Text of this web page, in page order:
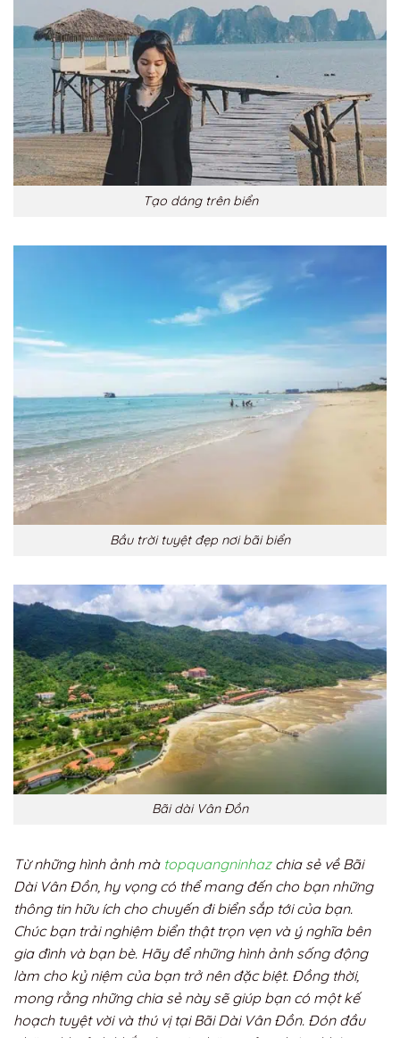
Tạo dáng trên biển
Bầu trời tuyệt đẹp nơi bãi biển
Bãi dài Vân Đồn
Từ những hình ảnh màtopquangninhazchia sẻ về Bãi
Dài Vân Đồn, hy vọng có thể mang đến cho bạn những
thông tin hữu ích cho chuyến đi biển sắp tới của bạn.
Chúc bạn trải nghiệm biển thật trọn vẹn và ý nghĩa bên
gia đình và bạn bè. Hãy để những hình ảnh sống động
làm cho kỷ niệm của bạn trở nên đặc biệt. Đồng thời,
mong rằng những chia sẻ này sẽ giúp bạn có một kế
hoạch tuyệt vời và thú vị tại Bãi Dài Vân Đồn. Đón đầu